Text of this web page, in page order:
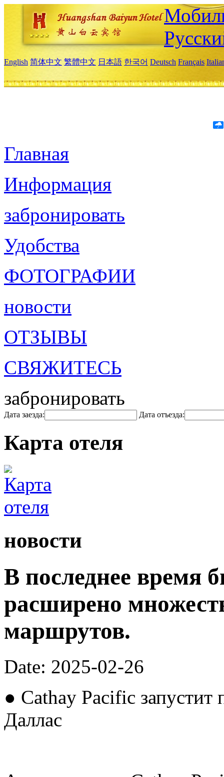
English 简体中文 繁體中文 日本語 한국어 Deutsch Français
Главная
Информация
забронировать
Удобства
ФОТОГРАФИИ
новости
ОТЗЫВЫ
СВЯЖИТЕСЬ
забронировать
Дата заезда: Дата отъезда:
Карта отеля
новости
В последнее время
расширено
маршрутов.
Date: 2025-02-26
● Cathay Pacific
Даллас